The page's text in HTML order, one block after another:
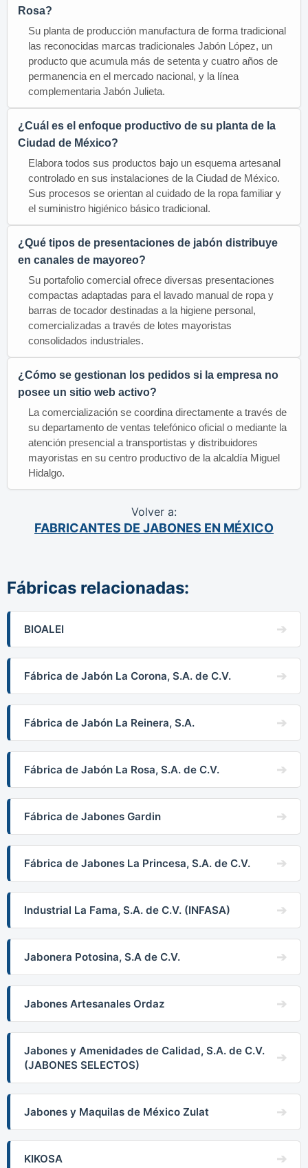
Rosa?
Su planta de producción manufactura de forma tradicional
las reconocidas marcas tradicionales Jabón López, un
producto que acumula más de setenta y cuatro años de
permanencia en el mercado nacional, y la línea
complementaria Jabón Julieta.
¿Cuál es el enfoque productivo de su planta de la
Ciudad de México?
Elabora todos sus productos bajo un esquema artesanal
controlado en sus instalaciones de la Ciudad de México.
Sus procesos se orientan al cuidado de la ropa familiar y
el suministro higiénico básico tradicional.
¿Qué tipos de presentaciones de jabón distribuye
en canales de mayoreo?
Su portafolio comercial ofrece diversas presentaciones
compactas adaptadas para el lavado manual de ropa y
barras de tocador destinadas a la higiene personal,
comercializadas a través de lotes mayoristas
consolidados industriales.
¿Cómo se gestionan los pedidos si la empresa no
posee un sitio web activo?
La comercialización se coordina directamente a través de
su departamento de ventas telefónico oficial o mediante la
atención presencial a transportistas y distribuidores
mayoristas en su centro productivo de la alcaldía Miguel
Hidalgo.
Volver a:
FABRICANTES DE JABONES EN MÉXICO
Fábricas relacionadas:
BIOALEI
Fábrica de Jabón La Corona, S.A. de C.V.
Fábrica de Jabón La Reinera, S.A.
Fábrica de Jabón La Rosa, S.A. de C.V.
Fábrica de Jabones Gardin
Fábrica de Jabones La Princesa, S.A. de C.V.
Industrial La Fama, S.A. de C.V. (INFASA)
Jabonera Potosina, S.A de C.V.
Jabones Artesanales Ordaz
Jabones y Amenidades de Calidad, S.A. de C.V.
(JABONES SELECTOS)
Jabones y Maquilas de México Zulat
KIKOSA